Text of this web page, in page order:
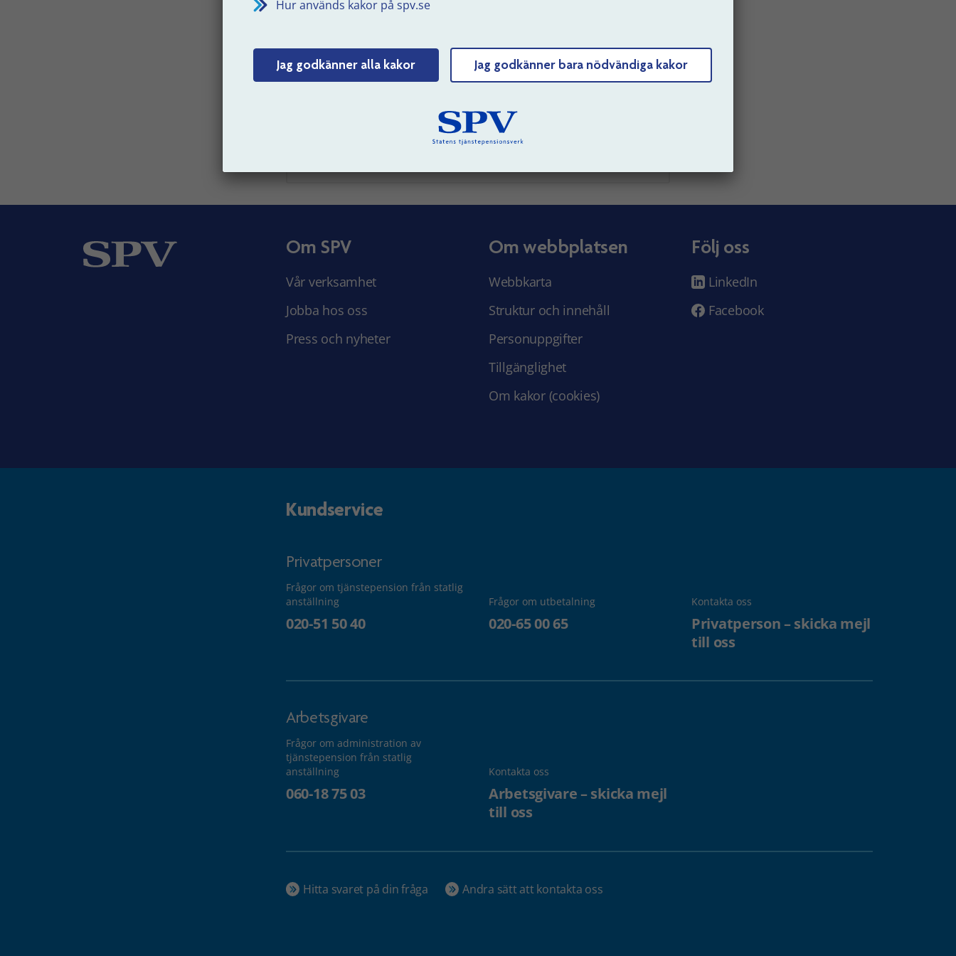
Hur används kakor på spv.se
Jag godkänner alla kakor Jag godkänner bara nödvändiga kakor
Skulle du som arbetsgivare exempelvis ändra konto kan du skicka in
Anmäl uppgifter för utbetalning av omställnings- och
kompetensstöd
Om SPV
Vår verksamhet
Jobba hos oss
Press och nyheter
Om webbplatsen
Webbkarta
Struktur och innehåll
Personuppgifter
Tillgänglighet
Om kakor (cookies)
Följ oss
LinkedIn
Facebook
Kundservice
Privatpersoner
Frågor om tjänstepension från statlig
anställning
020-51 50 40
Frågor om utbetalning
020-65 00 65
Kontakta oss
Privatperson – skicka mejl
till oss
Arbetsgivare
Frågor om administration av
tjänstepension från statlig
anställning
060-18 75 03
Kontakta oss
Arbetsgivare – skicka mejl
till oss
Hitta svaret på din fråga Andra sätt att kontakta oss